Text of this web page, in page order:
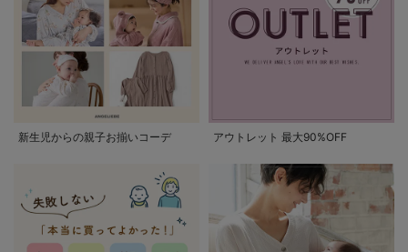
新生児からの親子お揃いコーデ アウトレット 最大90%OFF